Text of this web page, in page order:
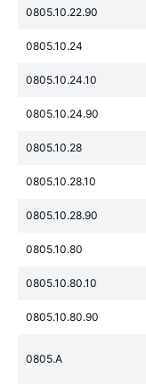
0805.10.22.90
0805.10.24
0805.10.24.10
0805.10.24.90
0805.10.28
0805.10.28.10
0805.10.28.90
0805.10.80
0805.10.80.10
0805.10.80.90
0805.A